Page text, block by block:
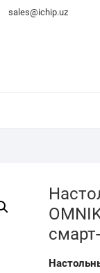
sales@ichip.uz